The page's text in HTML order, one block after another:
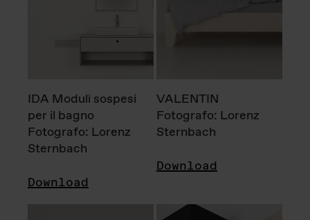
IDA Moduli sospesi
per il bagno
Fotografo: Lorenz
Sternbach
Download
VALENTIN
Fotografo: Lorenz
Sternbach
Download